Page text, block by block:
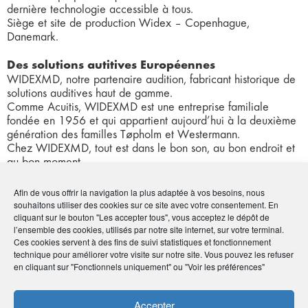
Afin de vous offrir la navigation la plus adaptée à vos besoins, nous
souhaitons utiliser des cookies sur ce site avec votre consentement. En
cliquant sur le bouton "Les accepter tous", vous acceptez le dépôt de
l’ensemble des cookies, utilisés par notre site internet, sur votre terminal.
Ces cookies servent à des fins de suivi statistiques et fonctionnement
technique pour améliorer votre visite sur notre site. Vous pouvez les refuser
en cliquant sur "Fonctionnels uniquement" ou "Voir les préférences"
Accepter
dernière technologie accessible à tous.
Siège et site de production Widex – Copenhague,
Danemark.
Des solutions autitives Européennes
WIDEXMD, notre partenaire audition, fabricant historique de
solutions auditives haut de gamme.
Comme Acuitis, WIDEXMD est une entreprise familiale
fondée en 1956 et qui appartient aujourd’hui à la deuxième
génération des familles Tøpholm et Westermann.
Chez WIDEXMD, tout est dans le bon son, au bon endroit et
au bon moment.
Le meilleur de la technologie
Ce qui distingue WIDEXMD est leur approche globale pour
restituer un paysage sonore naturel fidèle à la réalité. Leurs
nouvelles révolutions technologiques contribuent à proposer
une expérience d’écoute encore plus naturelle.
C’est ainsi que WIDEXMD est largement reconnue pour leur
qualité technique et audiologique d’exception.